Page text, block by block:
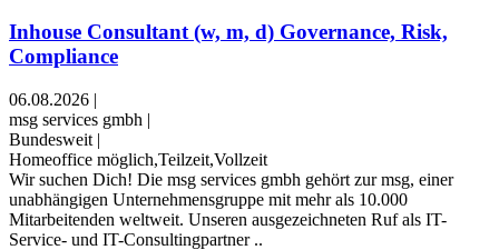
Inhouse Consultant (w, m, d) Governance, Risk,
Compliance
06.08.2026 |
msg services gmbh |
Bundesweit |
Homeoffice möglich,Teilzeit,Vollzeit
Wir suchen Dich! Die msg services gmbh gehört zur msg, einer
unabhängigen Unternehmensgruppe mit mehr als 10.000
Mitarbeitenden weltweit. Unseren ausgezeichneten Ruf als IT-
Service- und IT-Consultingpartner ..